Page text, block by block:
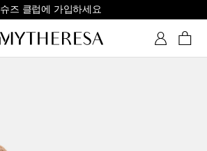
슈즈 클럽에 가입하세요